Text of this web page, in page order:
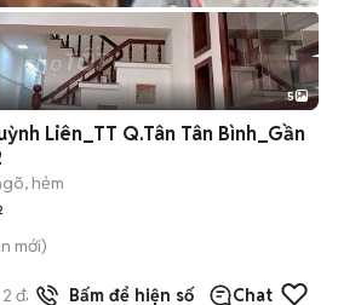
5
Liên_TT Q.Tân Tân Bình_Gần
hẻm
mới)
2 đã bán Bấm để hiện số Chat